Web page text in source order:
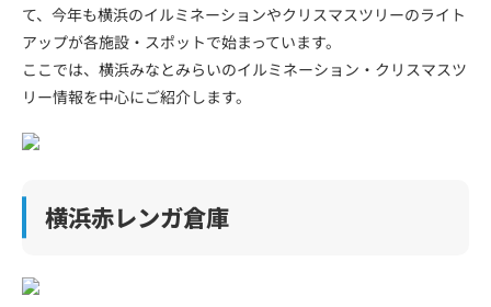
て、今年も横浜のイルミネーションやクリスマスツリーのライト
アップが各施設・スポットで始まっています。
ここでは、横浜みなとみらいのイルミネーション・クリスマスツ
リー情報を中心にご紹介します。
横浜赤レンガ倉庫